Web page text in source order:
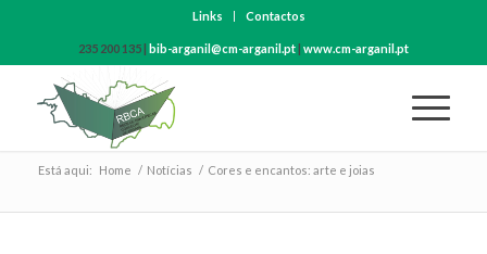
Links Contactos
235 200 135 | bib-arganil@cm-arganil.pt| www.cm-arganil.pt
Está aqui: Home / Notícias / Cores e encantos: arte e joias